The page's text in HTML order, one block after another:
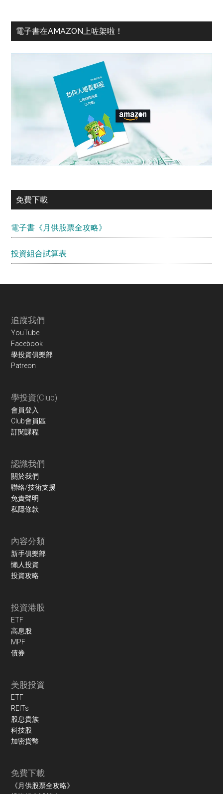
電子書在AMAZON上咗架啦！
免費下載
電子書《月供股票全攻略》
投資組合試算表
Footer
追蹤我們
YouTube
Facebook
學投資俱樂部
Patreon
學投資(Club)
會員登入
Club會員區
訂閱課程
認識我們
關於我們
聯絡/技術支援
免責聲明
私隱條款
內容分類
新手俱樂部
懶人投資
投資攻略
投資港股
ETF
高息股
MPF
債券
美股投資
ETF
REITs
股息貴族
科技股
加密貨幣
免費下載
《月供股票全攻略》